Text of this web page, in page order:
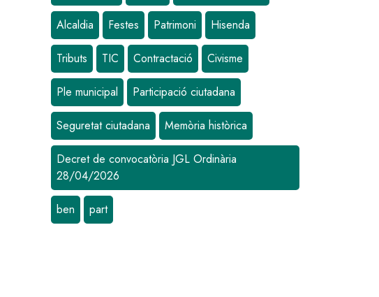
Alcaldia Festes Patrimoni Hisenda
Tributs TIC Contractació Civisme
Ple municipal Participació ciutadana
Seguretat ciutadana Memòria històrica
Decret de convocatòria JGL Ordinària
28/04/2026
ben part